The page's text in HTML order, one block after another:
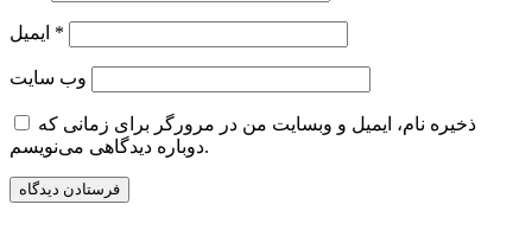
*
وب‌ سایت
ذخیره نام، ایمیل و وبسایت من در مرورگر برای زمانی که
دوباره دیدگاهی می‌نویسم.